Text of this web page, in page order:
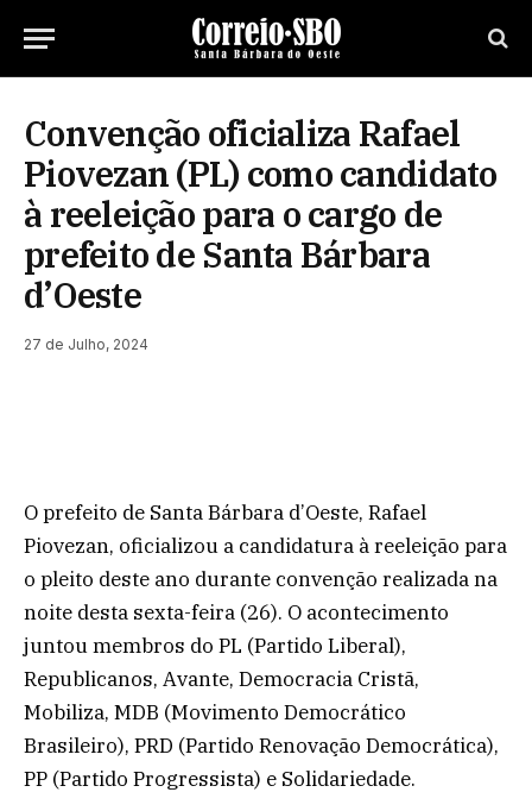
Convenção oficializa Rafael
Piovezan (PL) como candidato
à reeleição para o cargo de
prefeito de Santa Bárbara
d’Oeste
27 de Julho, 2024
O prefeito de Santa Bárbara d’Oeste, Rafael
Piovezan, oficializou a candidatura à reeleição para
o pleito deste ano durante convenção realizada na
noite desta sexta-feira (26). O acontecimento
juntou membros do PL (Partido Liberal),
Republicanos, Avante, Democracia Cristã,
Mobiliza, MDB (Movimento Democrático
Brasileiro), PRD (Partido Renovação Democrática),
PP (Partido Progressista) e Solidariedade.